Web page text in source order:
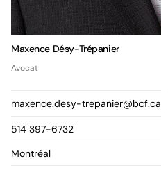
Maxence Désy-Trépanier
Avocat
maxence.desy-trepanier@bcf.ca
514 397-6732
Montréal